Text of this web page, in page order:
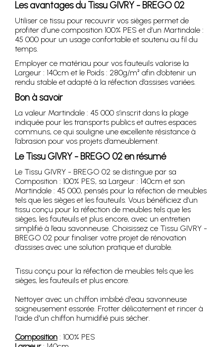
Les avantages du Tissu GIVRY - BREGO 02
Utiliser ce tissu pour recouvrir vos sièges permet de
profiter d’une composition 100% PES et d’un Martindale :
45 000 pour un usage confortable et soutenu au fil du
temps.
Employer ce matériau pour vos fauteuils valorise la
Largeur : 140cm et le Poids : 280g/m² afin d’obtenir un
rendu stable et adapté à la réfection d’assises variées.
Bon à savoir
La valeur Martindale : 45 000 s’inscrit dans la plage
indiquée pour les transports publics et autres espaces
communs, ce qui souligne une excellente résistance à
l’abrasion pour vos projets d’ameublement.
Le Tissu GIVRY - BREGO 02 en résumé
Le Tissu GIVRY - BREGO 02 se distingue par sa
Composition : 100% PES, sa Largeur : 140cm et son
Martindale : 45 000, pensés pour la réfection de meubles
tels que les sièges et les fauteuils. Vous bénéficiez d’un
tissu conçu pour la réfection de meubles tels que les
sièges, les fauteuils et plus encore, avec un entretien
simplifié à l’eau savonneuse. Choisissez ce Tissu GIVRY -
BREGO 02 pour finaliser votre projet de rénovation
d’assises avec une solution pratique et durable.
Tissu conçu pour la réfection de meubles tels que les
sièges, les fauteuils et plus encore.
Nettoyer avec un chiffon imbibé d'eau savonneuse
soigneusement essorée. Frotter délicatement et rincer à
l'aide d'un chiffon humidifié puis sécher.
Composition : 100% PES